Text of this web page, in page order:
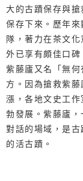
大的古蹟保存與
保存下來。歷年
隊，著力在茶文
外已享有頗佳口碑
紫藤廬又名「無
方。因為搶救紫
漲，各地文史工
勃發展。紫藤廬
對話的場域，是
的活古蹟。